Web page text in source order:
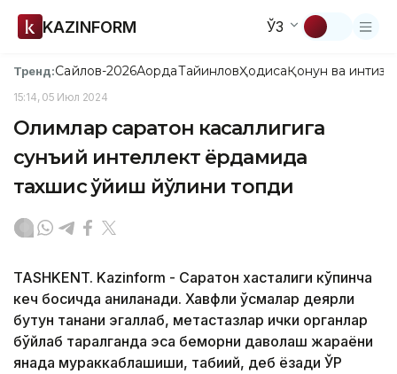
KAZINFORM ЎЗ
Тренд:Сайлов-2026АқордаТайинловҲодисаҚонун ва
15:14, 05 Июл 2024
Олимлар саратон касаллигига
сунъий интеллект ёрдамида
тахшис қўйиш йўлини топди
TASHKENT. Kazinform - Саратон хасталиги кўпинча
кеч босқичда аниқланади. Хавфли ўсмалар деярли
бутун танани эгаллаб, метастазлар ички органлар
бўйлаб тарқалганда эса беморни даволаш жараёни
янада мураккаблашиши, табиий, деб ёзади ЎР